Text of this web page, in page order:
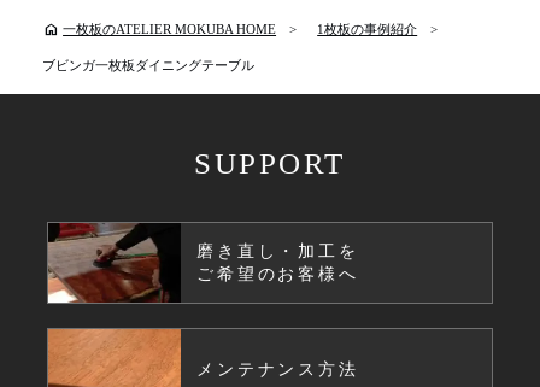
home 一枚板のATELIER MOKUBA HOME 1枚板の事例紹介
ブビンガ一枚板ダイニングテーブル
SUPPORT
磨き直し・加工を
ご希望のお客様へ
メンテナンス方法